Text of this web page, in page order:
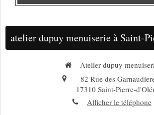
atelier dupuy menuiserie à Saint-
Atelier dupuy
82 Rue des
17310 Saint-Pierre-
Afficher le téléphone